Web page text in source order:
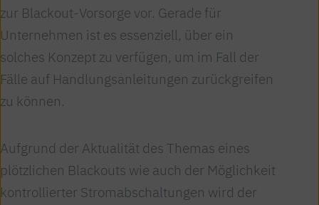
zur Blackout-Vorsorge vor. Gerade für
Unternehmen ist es essenziell, über ein
solches Konzept zu verfügen, um im Fall der
Fälle auf Handlungsanleitungen zurückgreifen
zu können.
Aufgrund der Aktualität des Themas eines
plötzlichen Blackouts wie auch der Möglichkeit
kontrollierter Stromabschaltungen wird der